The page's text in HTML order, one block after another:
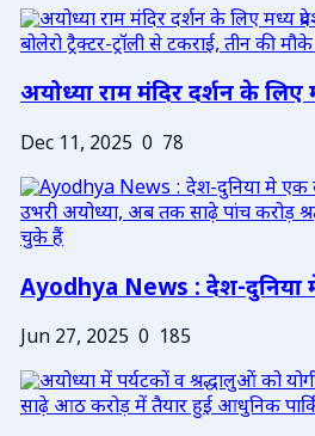
अयोध्या राम मंदिर दर्शन के लिए
Dec 11, 2025 0 78
Ayodhya News : देश-दुनिया
Jun 27, 2025 0 185